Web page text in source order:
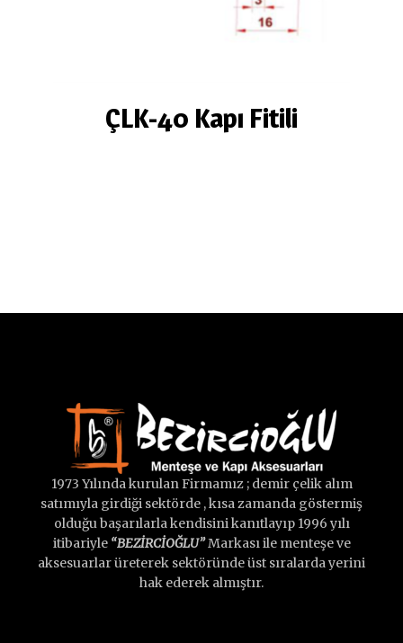
ÇLK-40 Kapı Fitili
1973 Yılında kurulan Firmamız ; demir çelik alım
satımıyla girdiği sektörde , kısa zamanda göstermiş
olduğu başarılarla kendisini kanıtlayıp 1996 yılı
itibariyle “BEZİRCİOĞLU”Markası ile menteşe ve
aksesuarlar üreterek sektöründe üst sıralarda yerini
hak ederek almıştır.